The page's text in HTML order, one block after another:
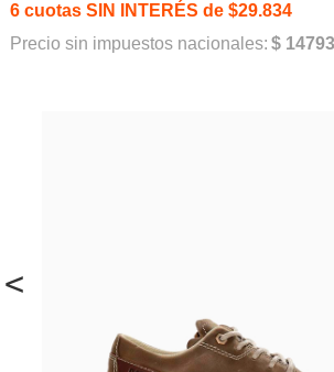
<
6 cuotas SIN INTERÉS de $29.834
Precio sin impuestos nacionales: $